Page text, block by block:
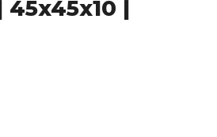
|
hoeveelheid